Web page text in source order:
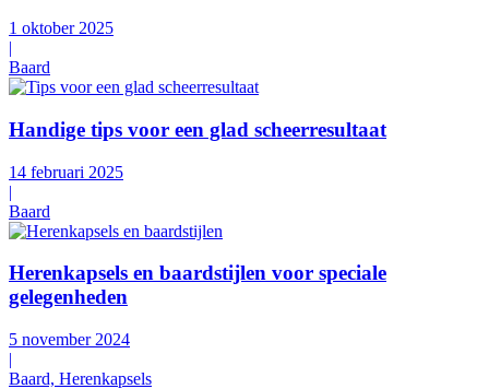
1 oktober 2025
|
Baard
Handige tips voor een glad scheerresultaat
14 februari 2025
|
Baard
Herenkapsels en baardstijlen voor speciale
gelegenheden
5 november 2024
|
Baard, Herenkapsels